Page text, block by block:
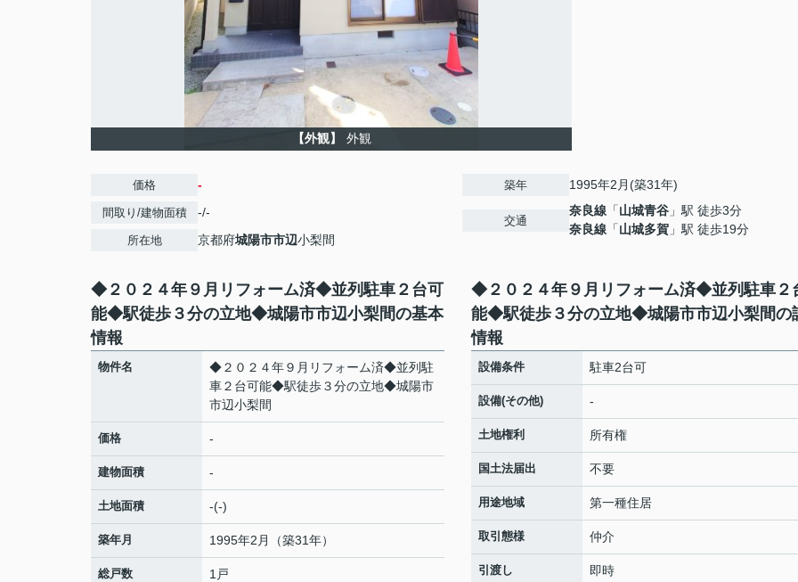
【外観】 外観
価格 -
間取り/建物面積 -/-
所在地 京都府城陽市市辺小梨間
築年 1995年2月(築31年)
交通
奈良線 「山城青谷 」駅 徒歩3分
奈良線 「山城多賀 」駅 徒歩19分
◆２０２４年９月リフォーム済◆並列駐車２台可
能◆駅徒歩３分の立地◆城陽市市辺小梨間の基本
情報
物件名
◆２０２４年９月リフォーム済◆並列駐
車２台可能◆駅徒歩３分の立地◆城陽市
市辺小梨間
価格 -
建物面積 -
土地面積 -(-)
築年月 1995年2月（築31年）
総戸数 1戸
◆２０２４年９月リフォーム済◆並列駐車２
能◆駅徒歩３分の立地◆城陽市市辺小梨間の
情報
設備条件 駐車2台可
設備(その他) -
土地権利 所有権
国土法届出 不要
用途地域 第一種住居
取引態様 仲介
引渡し 即時